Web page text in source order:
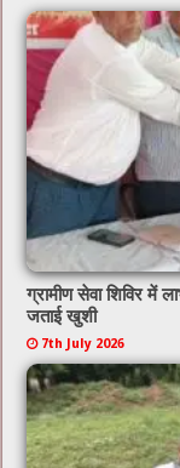
ग्रामीण सेवा शिविर में
जताई खुशी
7th July 2026